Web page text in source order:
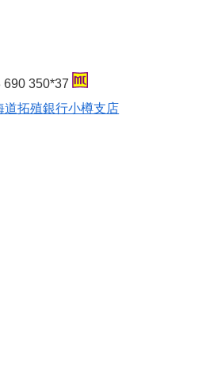
690 350*37
道拓殖銀行小樽支店